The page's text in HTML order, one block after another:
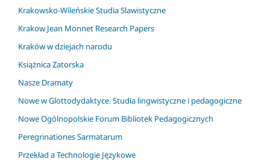
Krakowsko-Wileńskie Studia Slawistyczne
Krakow Jean Monnet Research Papers
Kraków w dziejach narodu
Książnica Zatorska
Nasze Dramaty
Nowe w Glottodydaktyce. Studia lingwistyczne i pedagogiczne
Nowe Ogólnopolskie Forum Bibliotek Pedagogicznych
Peregrinationes Sarmatarum
Przekład a Technologie Językowe